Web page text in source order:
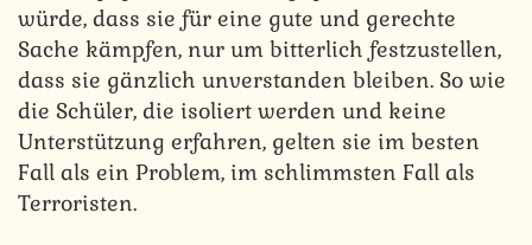
würde, dass sie für eine gute und gerechte
Sache kämpfen, nur um bitterlich festzustellen,
dass sie gänzlich unverstanden bleiben. So wie
die Schüler, die isoliert werden und keine
Unterstützung erfahren, gelten sie im besten
Fall als ein Problem, im schlimmsten Fall als
Terroristen.